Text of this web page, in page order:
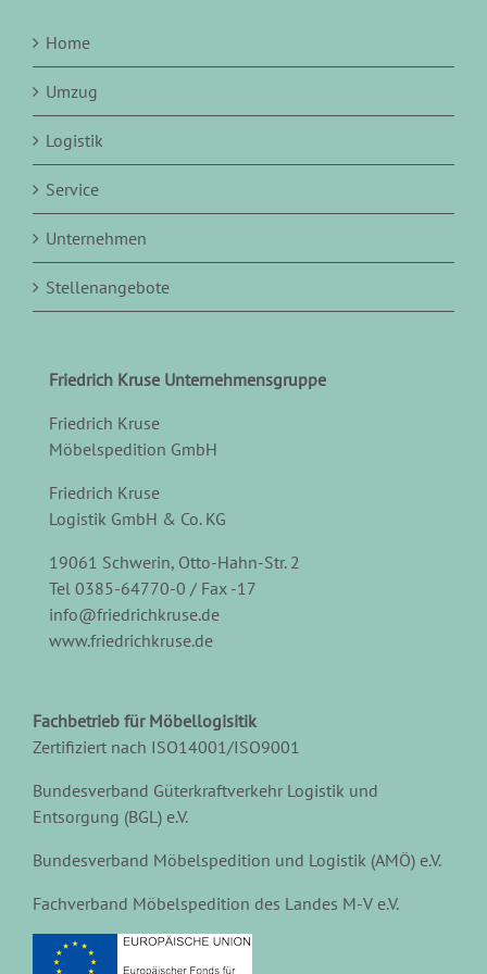
Home
Umzug
Logistik
Service
Unternehmen
Stellenangebote
Friedrich Kruse Unternehmensgruppe
Friedrich Kruse
Möbelspedition GmbH
Friedrich Kruse
Logistik GmbH & Co. KG
19061 Schwerin, Otto-Hahn-Str. 2
Tel 0385-64770-0 / Fax -17
info@friedrichkruse.de
www.friedrichkruse.de
Fachbetrieb für Möbellogisitik
Zertifiziert nach ISO14001/ISO9001
Bundesverband Güterkraftverkehr Logistik und
Entsorgung (BGL) e.V.
Bundesverband Möbelspedition und Logistik (AMÖ) e.V.
Fachverband Möbelspedition des Landes M-V e.V.